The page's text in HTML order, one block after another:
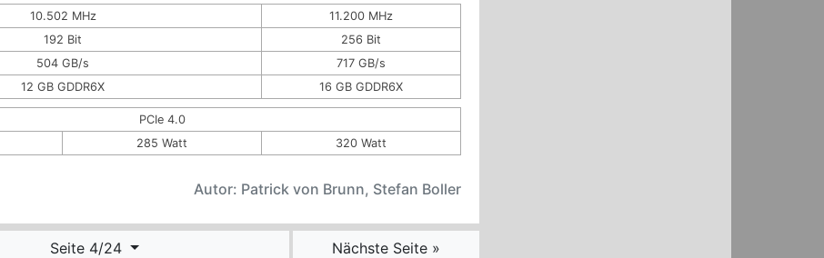
10.502 MHz
11.200 MHz
192 Bit
256 Bit
504 GB/s
717 GB/s
12 GB GDDR6X 16 GB GDDR6X
PCIe 4.0
285 Watt 320 Watt
Autor: Patrick von Brunn, Stefan Boller
Seite 4/24 Nächste Seite »